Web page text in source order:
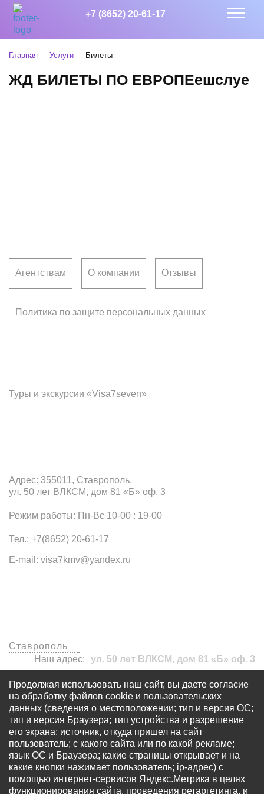
+7 (8652) 20-61-17
Главная Услуги Билеты
ЖД БИЛЕТЫ ПО ЕВРОПЕешслуе
Адрес: 355011, Ставрополь,
ул. 50 лет ВЛКСМ, дом 81 «Б» оф. 3
Режим работы: Пн-Вс 10-00 : 19-00
Тел.: +7(8652) 20-61-17
E-mail: visa7kmv@yandex.ru
Агентствам О компании Отзывы
Политика по защите персональных данных
Туры и экскурсии «Visa7seven»
Ставрополь
Наш адрес:
ул. 50 лет ВЛКСМ, дом 81 «Б» оф. 3
visa7kmv@yandex.ru
+7 (8652) 20-61-17
© Все права защищены - OOO «Многопрофильный
визовый центр «Виза 7» Запрещается использование
Продолжая использовать наш сайт, вы даете согласие
на обработку файлов cookie и пользовательских
данных (сведения о местоположении; тип и версия ОС;
тип и версия Браузера; тип устройства и разрешение
его экрана; источник, откуда пришел на сайт
пользователь; с какого сайта или по какой рекламе;
язык ОС и Браузера; какие страницы открывает и на
какие кнопки нажимает пользователь; ip-адрес) с
помощью интернет-сервисов Яндекс.Метрика в целях
функционирования сайта, проведения ретаргетинга, и